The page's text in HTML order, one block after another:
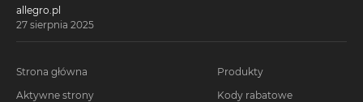
allegro.pl
27 sierpnia 2025
Strona główna
Aktywne strony
Produkty
Kody rabatowe